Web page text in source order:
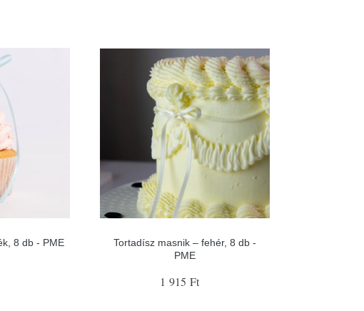
8 db - PME
Tortadísz masnik – fehér, 8 db -
PME
1 915 Ft